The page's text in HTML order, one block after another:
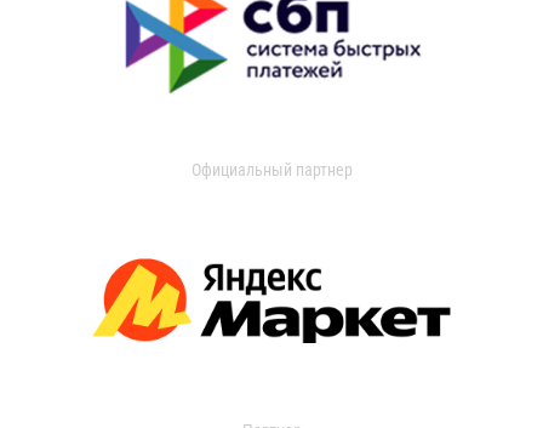
Официальный партнер